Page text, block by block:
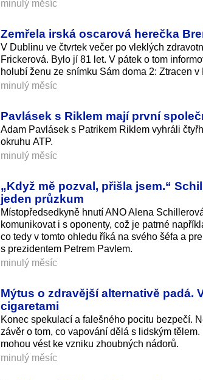
minulý měsíc
Zemřela irská oscarová herečka
V Dublinu ve čtvrtek večer po vleklých
Frickerová. Bylo jí 81 let. V pátek o tom
holubí ženu ze snímku Sám doma 2: Ztracen v
minulý měsíc
Pavlásek s Riklem mají první
Adam Pavlásek s Patrikem Riklem vyhráli
okruhu ATP.
minulý měsíc
„Když mě pozval, přišla jsem.“
jeden průzkum
Místopředsedkyně hnutí ANO Alena
komunikovat i s oponenty, což je patrné
co tedy v tomto ohledu říká na svého šéfa a
s prezidentem Petrem Pavlem.
minulý měsíc
Mýtus o zdravější alternativě padá.
cigaretami
Konec spekulací a falešného pocitu bezpečí.
závěr o tom, co vapování dělá s lidským
mohou vést ke vzniku zhoubných nádorů.
minulý měsíc